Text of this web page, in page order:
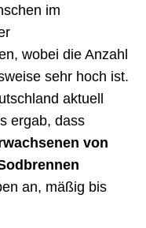
im
wobei die Anzahl
sehr hoch ist.
aktuell
ergab, dass
von
an, mäßig bis